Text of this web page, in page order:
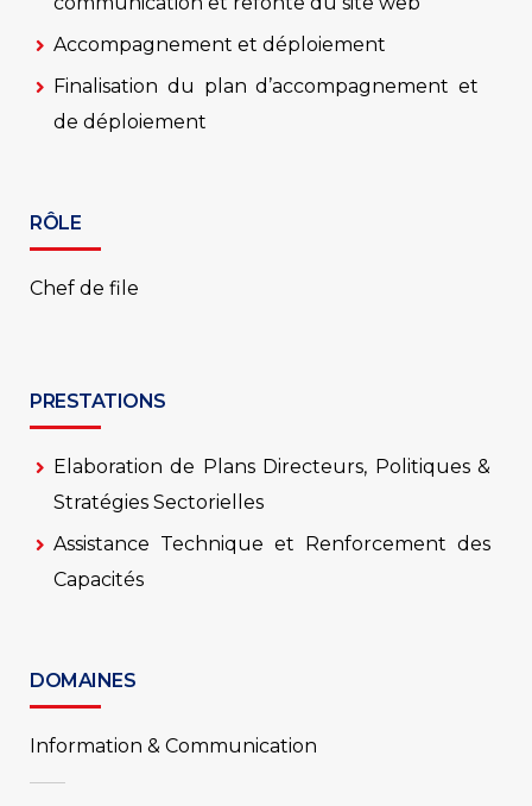
Accompagnement et déploiement
Finalisation du plan d’accompagnement et
de déploiement
RÔLE
Chef de file
PRESTATIONS
Elaboration de Plans Directeurs, Politiques &
Stratégies Sectorielles
Assistance Technique et Renforcement des
Capacités
DOMAINES
Information & Communication